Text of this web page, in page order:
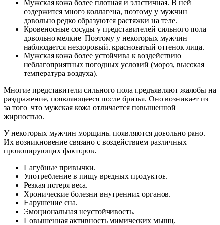
Мужская кожа более плотная и эластичная. В ней
содержится много коллагена, поэтому у мужчин
довольно редко образуются растяжки на теле.
Кровеносные сосуды у представителей сильного пола
довольно мелкие. Поэтому у некоторых мужчин
наблюдается нездоровый, красноватый оттенок лица.
Мужская кожа более устойчива к воздействию
неблагоприятных погодных условий (мороз, высокая
температура воздуха).
Многие представители сильного пола предъявляют жалобы на
раздражение, появляющееся после бритья. Оно возникает из-
за того, что мужская кожа отличается повышенной
жирностью.
У некоторых мужчин морщины появляются довольно рано.
Их возникновение связано с воздействием различных
провоцирующих факторов:
Пагубные привычки.
Употребление в пищу вредных продуктов.
Резкая потеря веса.
Хронические болезни внутренних органов.
Нарушение сна.
Эмоциональная неустойчивость.
Повышенная активность мимических мышц.